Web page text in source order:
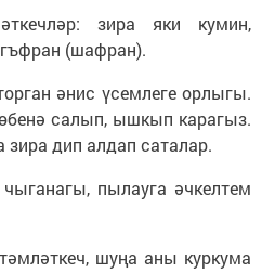
зира яки кумин,
(шафран).
әнис үсемлеге орлыгы.
салып, ышкып карагыз.
дип алдап саталар.
пылауга әчкелтем
шуңа аны куркума